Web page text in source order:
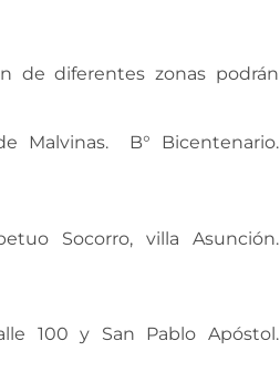
de diferentes zonas podrán
Malvinas. B° Bicentenario.
Socorro, villa Asunción.
100 y San Pablo Apóstol.